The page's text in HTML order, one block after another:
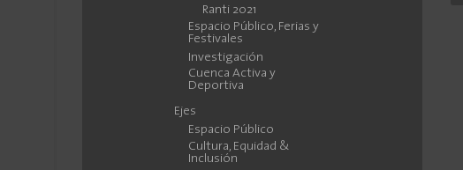
Ranti 2021
Espacio Público, Ferias y
Festivales
Investigación
Cuenca Activa y
Deportiva
Ejes
Espacio Público
Cultura, Equidad &
Inclusión